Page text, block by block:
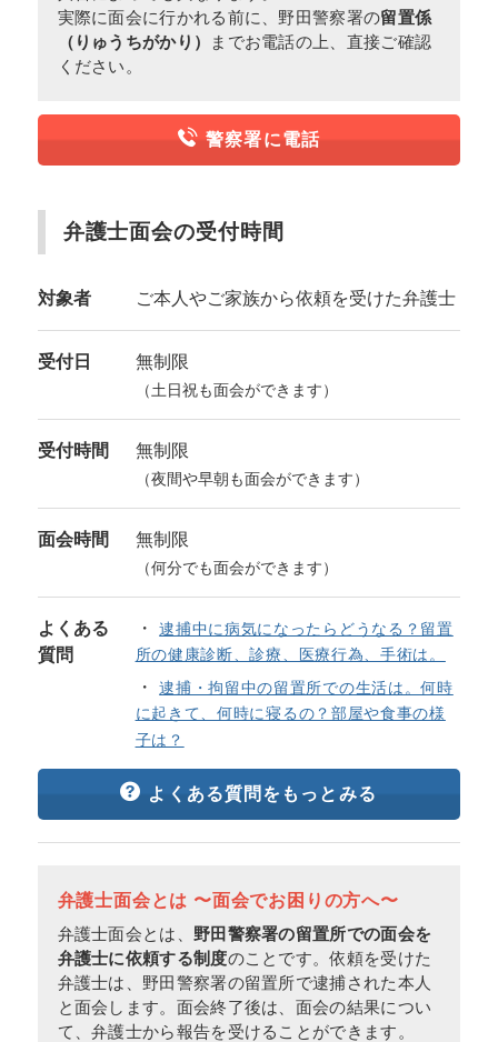
実際に面会に行かれる前に、野田警察署の留置係
（りゅうちがかり）
までお電話の上、直接ご確認
ください。
警察署に電話
弁護士面会の受付時間
対象者 ご本人やご家族から依頼を受けた弁護士
受付日 無制限
（土日祝も面会ができます）
受付時間 無制限
（夜間や早朝も面会ができます）
面会時間 無制限
（何分でも面会ができます）
よくある
質問
逮捕中に病気になったらどうなる？留置
所の健康診断、診療、医療行為、手術は。
逮捕・拘留中の留置所での生活は。何時
に起きて、何時に寝るの？部屋や食事の様
子は？
よくある質問をもっとみる
弁護士面会とは 〜面会でお困りの方へ〜
弁護士面会とは、 野田警察署の留置所での面会を
弁護士に依頼する制度のことです。依頼を受けた
弁護士は、野田警察署の留置所で逮捕された本人
と面会します。面会終了後は、面会の結果につい
て、弁護士から報告を受けることができます。